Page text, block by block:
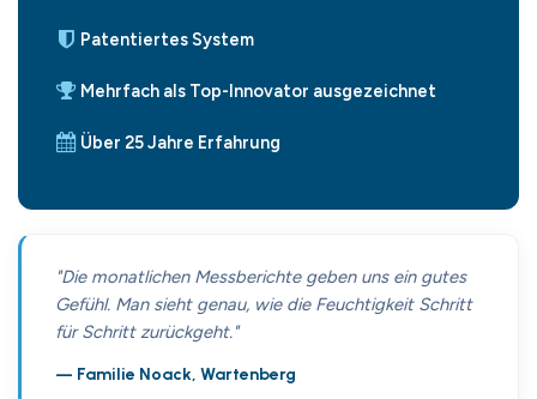
Patentiertes System
Mehrfach als Top-Innovator ausgezeichnet
Über 25 Jahre Erfahrung
"Die monatlichen Messberichte geben uns ein gutes
Gefühl. Man sieht genau, wie die Feuchtigkeit Schritt
für Schritt zurückgeht."
— Familie Noack, Wartenberg